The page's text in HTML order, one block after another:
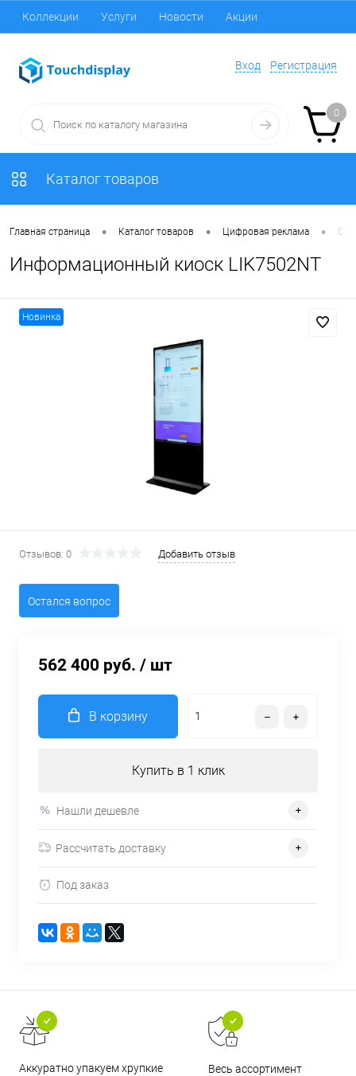
Коллекции Услуги Новости Акции
Вход Регистрация
0
Каталог товаров
Главная страница • Каталог товаров • Цифровая реклама •
Информационный киоск LIK7502NT
Новинка
Отзывов: 0 Добавить отзыв
Остался вопрос
562 400 руб. / шт
В корзину
Купить в 1 клик
Нашли дешевле
Рассчитать доставку
Под заказ
Аккуратно упакуем хрупкие
Весь ассортимент